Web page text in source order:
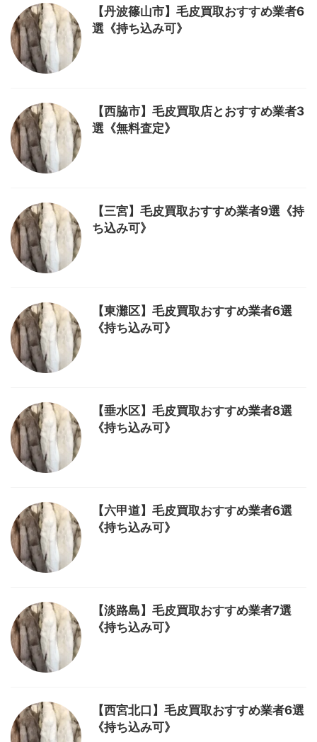
【丹波篠山市】毛皮買取おすすめ業者6
選《持ち込み可》
【西脇市】毛皮買取店とおすすめ業者3
選《無料査定》
【三宮】毛皮買取おすすめ業者9選《持
ち込み可》
【東灘区】毛皮買取おすすめ業者6選
《持ち込み可》
【垂水区】毛皮買取おすすめ業者8選
《持ち込み可》
【六甲道】毛皮買取おすすめ業者6選
《持ち込み可》
【淡路島】毛皮買取おすすめ業者7選
《持ち込み可》
【西宮北口】毛皮買取おすすめ業者6選
《持ち込み可》